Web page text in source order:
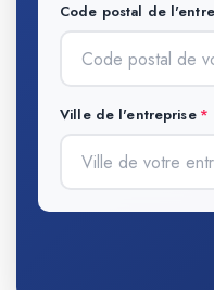
Code postal de
Ville de l'entreprise